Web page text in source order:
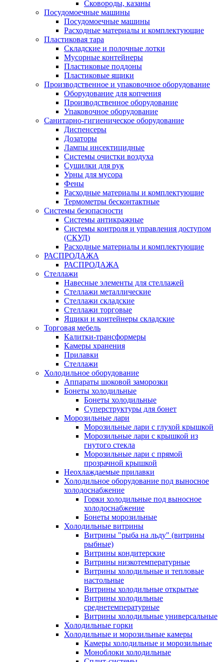
Сковороды, казаны
Посудомоечные машины
Посудомоечные машины
Расходные материалы и комплектующие
Пластиковая тара
Складские и полочные лотки
Мусорные контейнеры
Пластиковые поддоны
Пластиковые ящики
Производственное и упаковочное оборудование
Оборудование для копчения
Производственное оборудование
Упаковочное оборудование
Санитарно-гигиеническое оборудование
Диспенсеры
Дозаторы
Лампы инсектицидные
Системы очистки воздуха
Сушилки для рук
Урны для мусора
Фены
Расходные материалы и комплектующие
Термометры бесконтактные
Системы безопасности
Системы антикражные
Системы контроля и управления доступом
(СКУД)
Расходные материалы и комплектующие
РАСПРОДАЖА
РАСПРОДАЖА
Стеллажи
Навесные элементы для стеллажей
Стеллажи металлические
Стеллажи складские
Стеллажи торговые
Ящики и контейнеры складские
Торговая мебель
Калитки-трансформеры
Камеры хранения
Прилавки
Стеллажи
Холодильное оборудование
Аппараты шоковой заморозки
Бонеты холодильные
Бонеты холодильные
Суперструктуры для бонет
Морозильные лари
Морозильные лари с глухой крышкой
Морозильные лари с крышкой из
гнутого стекла
Морозильные лари с прямой
прозрачной крышкой
Неохлаждаемые прилавки
Холодильное оборудование под выносное
холодоснабжение
Горки холодильные под выносное
холодоснабжение
Бонеты морозильные
Холодильные витрины
Витрины "рыба на льду" (витрины
рыбные)
Витрины кондитерские
Витрины низкотемпературные
Витрины холодильные и тепловые
настольные
Витрины холодильные открытые
Витрины холодильные
среднетемпературные
Витрины холодильные универсальные
Холодильные горки
Холодильные и морозильные камеры
Камеры холодильные и морозильные
Моноблоки холодильные